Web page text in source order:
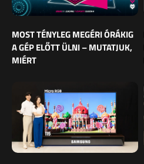
MOST TÉNYLEG MEGÉRI ÓRÁKIG
A GÉP ELŐTT ÜLNI – MUTATJUK,
MIÉRT